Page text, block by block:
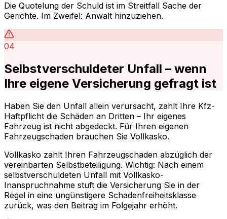
Die Quotelung der Schuld ist im Streitfall Sache der
Gerichte. Im Zweifel: Anwalt hinzuziehen.
04
Selbstverschuldeter Unfall – wenn
Ihre eigene Versicherung gefragt ist
Haben Sie den Unfall allein verursacht, zahlt Ihre Kfz-
Haftpflicht die Schäden an Dritten – Ihr eigenes
Fahrzeug ist nicht abgedeckt. Für Ihren eigenen
Fahrzeugschaden brauchen Sie Vollkasko.
Vollkasko zahlt Ihren Fahrzeugschaden abzüglich der
vereinbarten Selbstbeteiligung. Wichtig: Nach einem
selbstverschuldeten Unfall mit Vollkasko-
Inanspruchnahme stuft die Versicherung Sie in der
Regel in eine ungünstigere Schadenfreiheitsklasse
zurück, was den Beitrag im Folgejahr erhöht.